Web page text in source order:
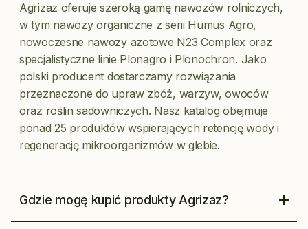
Agrizaz oferuje szeroką gamę nawozów rolniczych,
w tym nawozy organiczne z serii Humus Agro,
nowoczesne nawozy azotowe N23 Complex oraz
specjalistyczne linie Plonagro i Plonochron. Jako
polski producent dostarczamy rozwiązania
przeznaczone do upraw zbóż, warzyw, owoców
oraz roślin sadowniczych. Nasz katalog obejmuje
ponad 25 produktów wspierających retencję wody i
regenerację mikroorganizmów w glebie.
Gdzie mogę kupić produkty Agrizaz?